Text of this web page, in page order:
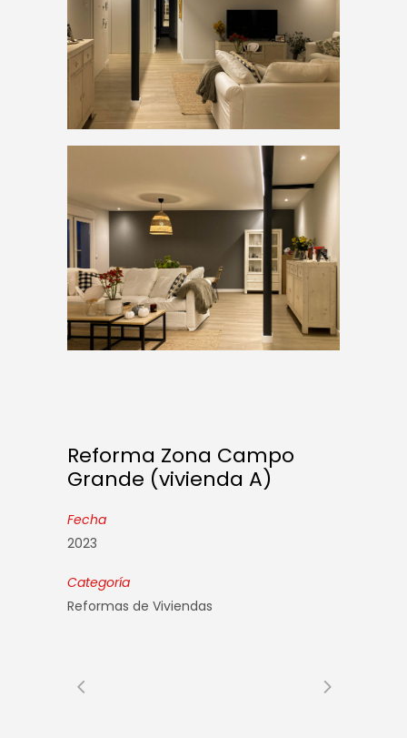
Reforma Zona Campo
Grande (vivienda A)
Fecha
2023
Categoría
Reformas de Viviendas